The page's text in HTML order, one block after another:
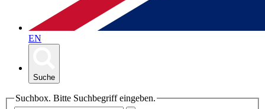
EN
Suche
Suchbox. Bitte Suchbegriff eingeben.